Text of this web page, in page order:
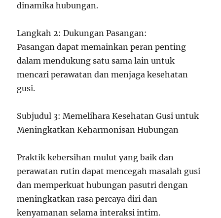
dinamika hubungan.
Langkah 2: Dukungan Pasangan:
Pasangan dapat memainkan peran penting
dalam mendukung satu sama lain untuk
mencari perawatan dan menjaga kesehatan
gusi.
Subjudul 3: Memelihara Kesehatan Gusi untuk
Meningkatkan Keharmonisan Hubungan
Praktik kebersihan mulut yang baik dan
perawatan rutin dapat mencegah masalah gusi
dan memperkuat hubungan pasutri dengan
meningkatkan rasa percaya diri dan
kenyamanan selama interaksi intim.